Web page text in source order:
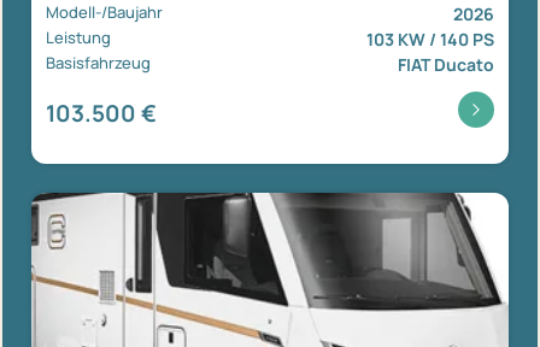
Modell-/Baujahr 2026
Leistung 103 KW / 140 PS
Basisfahrzeug FIAT Ducato
103.500 €